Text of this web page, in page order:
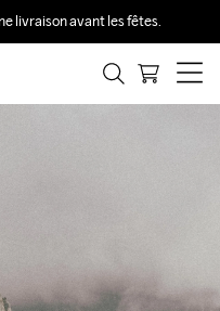
livraison avant les fêtes.